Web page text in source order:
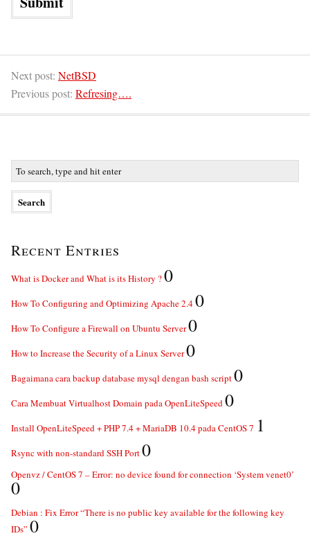
Next post: NetBSD
Previous post: Refresing….
Recent Entries
What is Docker and What is its History ?0
How To Configuring and Optimizing Apache 2.40
How To Configure a Firewall on Ubuntu Server0
How to Increase the Security of a Linux Server0
Bagaimana cara backup database mysql dengan bash script0
Cara Membuat Virtualhost Domain pada OpenLiteSpeed0
Install OpenLiteSpeed + PHP 7.4 + MariaDB 10.4 pada CentOS 7 1
Rsync with non-standard SSH Port0
Openvz / CentOS 7 – Error: no device found for connection ‘System venet0’
0
Debian : Fix Error “There is no public key available for the following key
IDs” 0